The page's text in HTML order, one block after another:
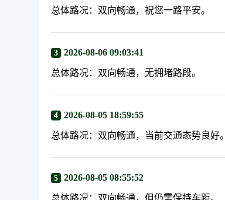
总体路况：双向畅通，祝您一路平安。
3 2026-08-06 09:03:41
总体路况：双向畅通，无拥堵路段。
4 2026-08-05 18:59:55
总体路况：双向畅通，当前交通态势良好。
5 2026-08-05 08:55:52
总体路况：双向畅通，但仍需保持车距。